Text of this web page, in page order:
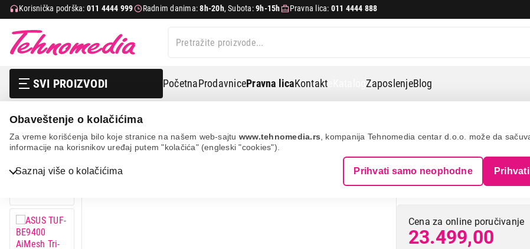
Obaveštenje o kolačićima
Za vreme korišćenja bilo koje stranice na našem web-sajtu www.tehnomedia.rs , kompanija Tehnomedia centar d.o.o. može da
informacije na korisnikov uređaj putem "kolačića" (engleski "cookies").
Saznaj više o kolačićima Prihvati samo neophodne
Korisnička podrška: 011 4444 999 Radnim danima:8h-20h, Subota:9h-15h Pravna lica: 011 4444 888
SVI PROIZVODI PočetnaProdavnicePravna licaKontakt eKatalogZaposlenjeBlog
Bela tehnika
IT & Gaming
Mobilni telefoni i tableti
It & gaming Mrežna oprema
3D VIEW
ASUS TUF-
7
Cena za online poručivanje
23.499,00